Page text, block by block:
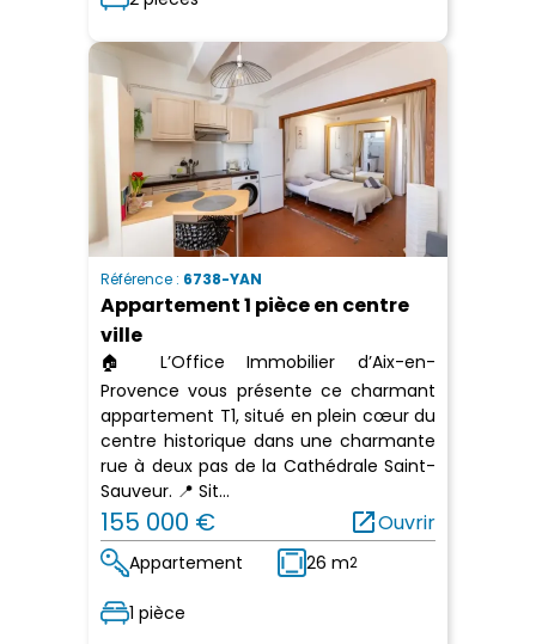
Référence : 6738-YAN
Appartement 1 pièce en centre
ville
🏠 L’Office Immobilier d’Aix-en-
Provence vous présente ce charmant
appartement T1, situé en plein cœur du
centre historique dans une charmante
rue à deux pas de la Cathédrale Saint-
Sauveur. 📍 Sit...
155 000 € open_in_newOuvrir
Appartement 26 m2
1 pièce